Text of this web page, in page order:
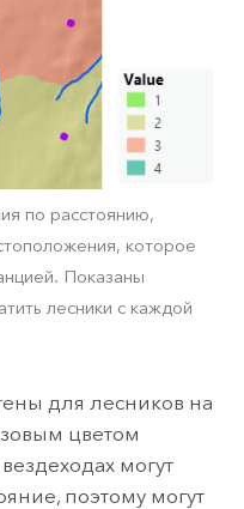
по расстоянию,
которое
Показаны
лесники с каждой
для лесников на
цветом
могут
поэтому могут